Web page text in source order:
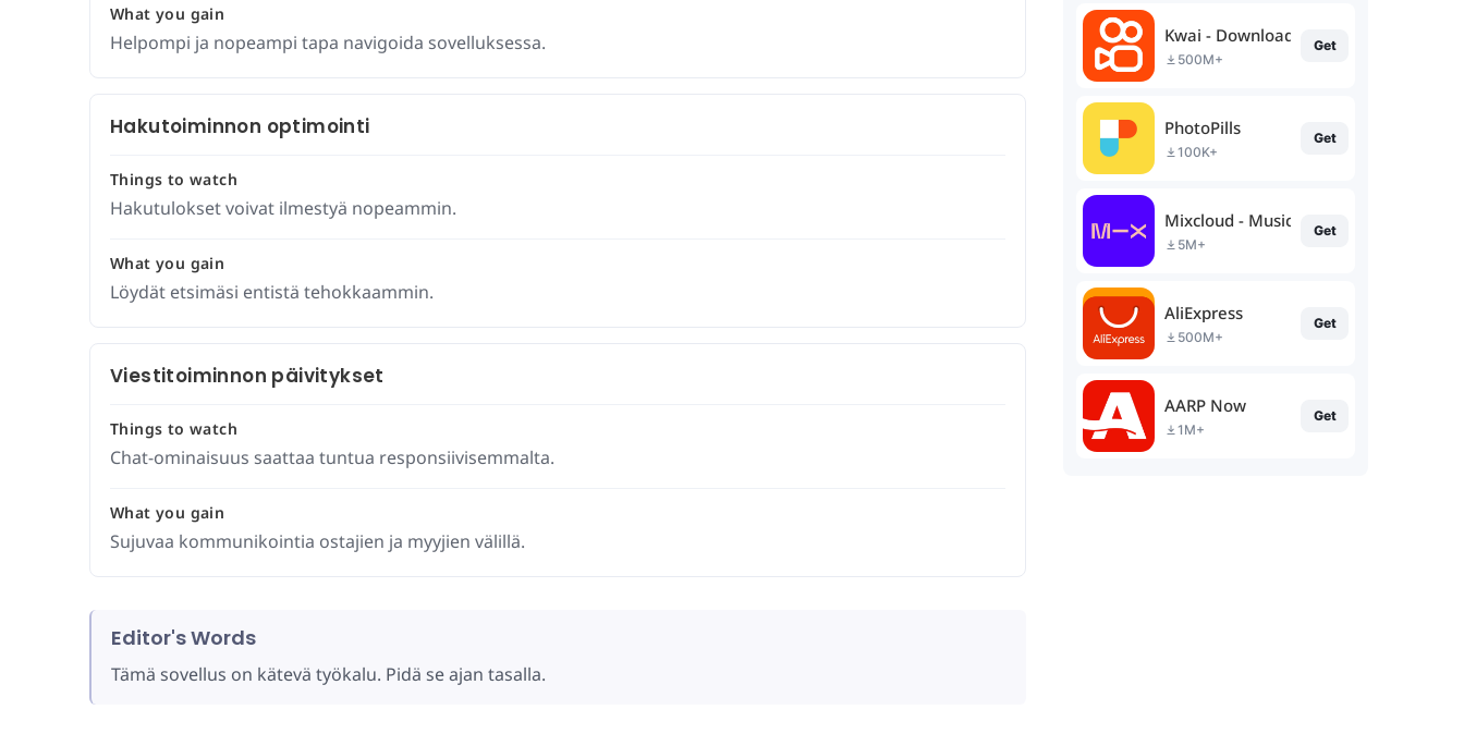
What you gain
Helpompi ja nopeampi tapa navigoida sovelluksessa.
Hakutoiminnon optimointi
Things to watch
Hakutulokset voivat ilmestyä nopeammin.
What you gain
Löydät etsimäsi entistä tehokkaammin.
Viestitoiminnon päivitykset
Things to watch
Chat-ominaisuus saattaa tuntua responsiivisemmalta.
What you gain
Sujuvaa kommunikointia ostajien ja myyjien välillä.
Editor's Words
Tämä sovellus on kätevä työkalu. Pidä se ajan tasalla.
Kwai - Download & Share Video
500M+
Get
PhotoPills
100K+
Get
Mixcloud - Music, Mixes & Live
5M+
Get
AliExpress
500M+
Get
AARP Now
1M+
Get